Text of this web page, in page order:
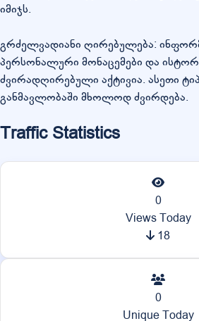
იმიჯს.
გრძელვადიანი ღირებულება:
პერსონალური მონაცემები და
ძვირადღირებული აქტივია. ასეთი
განმავლობაში მხოლოდ ძვირდება.
Traffic Statistics
0
Views Today
18
0
Unique Today